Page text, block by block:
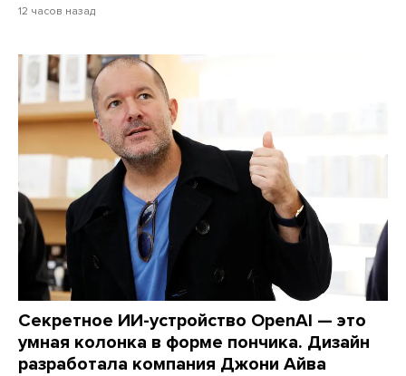
12 часов назад
Секретное ИИ-устройство OpenAI — это
умная колонка в форме пончика. Дизайн
разработала компания Джони Айва